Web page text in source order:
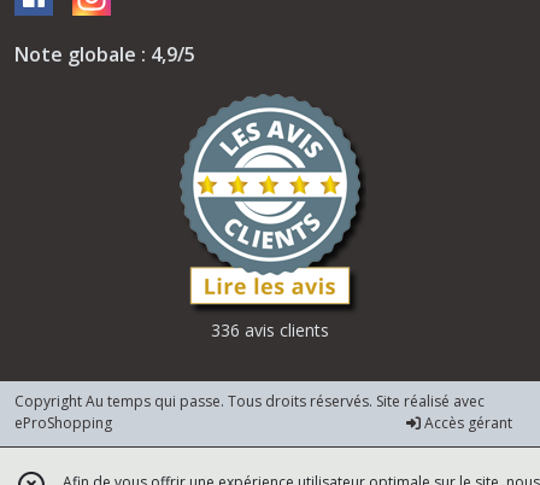
Note globale : 4,9/5
336 avis clients
Copyright Au temps qui passe. Tous droits réservés. Site réalisé avec
eProShopping
Accès gérant